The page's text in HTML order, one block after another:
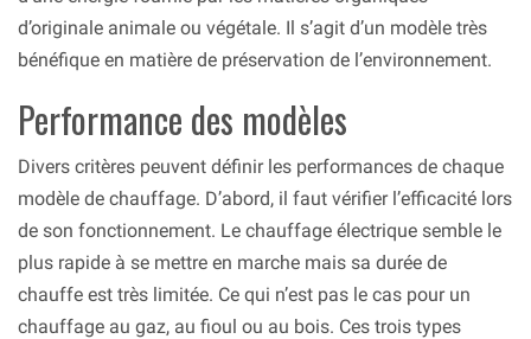
d’originale animale ou végétale. Il s’agit d’un modèle très
bénéfique en matière de préservation de l’environnement.
Performance des modèles
Divers critères peuvent définir les performances de chaque
modèle de chauffage. D’abord, il faut vérifier l’efficacité lors
de son fonctionnement. Le chauffage électrique semble le
plus rapide à se mettre en marche mais sa durée de
chauffe est très limitée. Ce qui n’est pas le cas pour un
chauffage au gaz, au fioul ou au bois. Ces trois types